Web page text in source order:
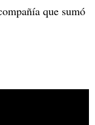
que sumó